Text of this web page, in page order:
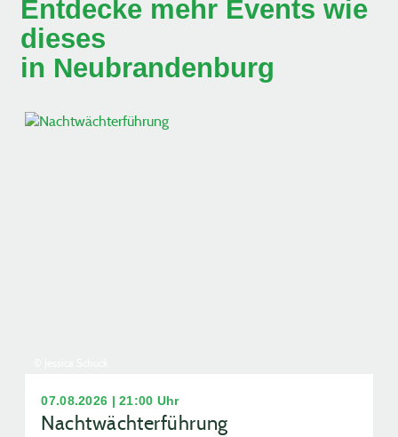
Entdecke mehr Events wie
dieses
in Neubrandenburg
07.08.2026 | 21:00 Uhr
Nachtwächterführung